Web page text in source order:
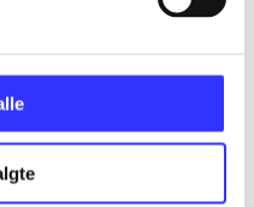
konkretes videnskab